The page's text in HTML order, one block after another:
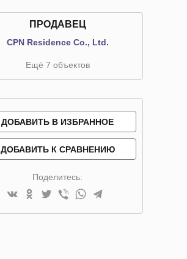
ПРОДАВЕЦ
CPN Residence Co., Ltd.
Ещё 7 объектов
ДОБАВИТЬ В ИЗБРАННОЕ
ДОБАВИТЬ К СРАВНЕНИЮ
Поделитесь: